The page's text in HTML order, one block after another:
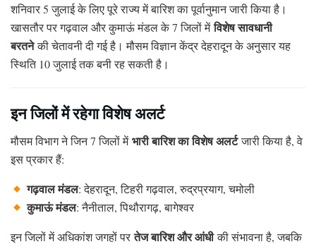
शनिवार 5 जुलाई के लिए पूरे राज्य में बारिश का पूर्वानुमान जारी किया है।
खासतौर पर गढ़वाल और कुमाऊं मंडल के 7 जिलों मेंविशेष सावधानी
बरतनेकी चेतावनी दी गई है। मौसम विज्ञान केंद्र देहरादून के अनुसार यह
स्थिति 10 जुलाई तक बनी रह सकती है।
इन जिलों में रहेगा विशेष अलर्ट
मौसम विभाग ने जिन 7 जिलों मेंभारी बारिश का विशेष अलर्टजारी किया है, वे
इस प्रकार हैं:
गढ़वाल मंडल: देहरादून, टिहरी गढ़वाल, रुद्रप्रयाग, चमोली
कुमाऊं मंडल: नैनीताल, पिथौरागढ़, बागेश्वर
इन जिलों में अधिकांश जगहों परतेज बारिश और आंधीकी संभावना है, जबकि